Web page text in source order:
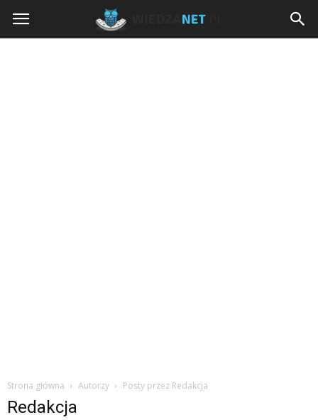
Wiedzanet.pl
Strona główna Autorzy Posty przez Redakcja
Redakcja